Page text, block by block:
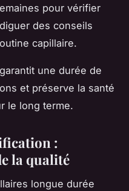
pour vérifier
des conseils
capillaire.
une durée de
et préserve la santé
le long terme.
:
la qualité
longue durée